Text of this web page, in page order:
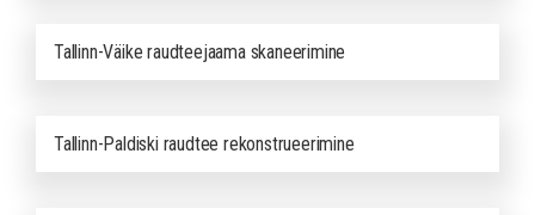
Tallinn-Väike raudteejaama skaneerimine
Tallinn-Paldiski raudtee rekonstrueerimine